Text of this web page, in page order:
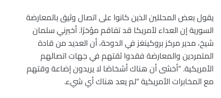
يقول بعض المحللين الذين كانوا على اتصال وثيق بالمعارضة
السورية إن العداء لأمريكا قد تفاقم مؤخرًا. أخبرني سلمان
شيخ، مدير مركز بروكينغز في الدوحة، أن العديد من قادة
المتمردين والمعارضة فقدوا ثقتهم في جهات اتصالهم
الأمريكية. “أخشى أن هناك أشخاصًا لا يريدون إضاعة وقتهم
مع المخابرات الأمريكية “لم يعد هناك أي شيء.